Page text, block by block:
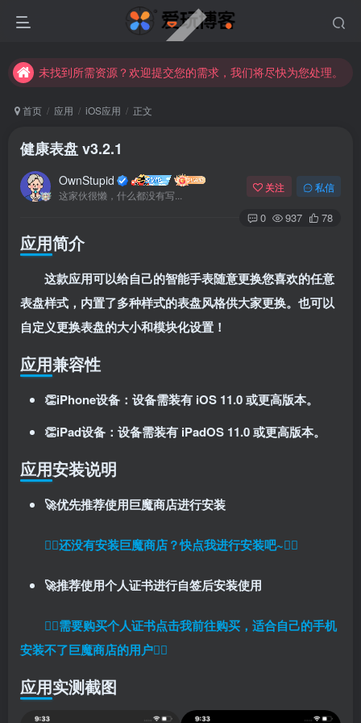
未找到所需资源？欢迎提交您的需求，我们将尽快为您处理。
苹果手机用户没有巨魔商店的点击此处获取保姆级安装教程
未找到所需资源？欢迎提交您的需求，我们将尽快为您处理。
首页 应用 iOS应用 正文
健康表盘 v3.2.1
OwnStupid
这家伙很懒，什么都没有写...
关注 私信
0 937 78
应用简介
这款应用可以给自己的智能手表随意更换您喜欢的任意
表盘样式，内置了多种样式的表盘风格供大家更换。也可以
自定义更换表盘的大小和模块化设置！
应用兼容性
👏iPhone设备：设备需装有 iOS 11.0 或更高版本。
👏iPad设备：设备需装有 iPadOS 11.0 或更高版本。
应用安装说明
🚀优先推荐使用巨魔商店进行安装
👉🏼还没有安装巨魔商店？快点我进行安装吧~👈🏼
🚀推荐使用个人证书进行自签后安装使用
👉🏼需要购买个人证书点击我前往购买，适合自己的手机
安装不了巨魔商店的用户👈🏼
应用实测截图
登录
没有账号？立即注册
登录密码
记住登录 找回密码
登录
使用社交账号登录即表示同意用户协议、隐私声明